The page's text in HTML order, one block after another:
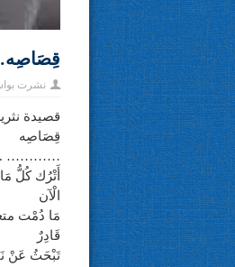
نشرت
قصيدة
قِصَاصِه
………… .
أَتْرُك كُلُّ
الْآن
مَا دُمْت
قَادِرٌ
تَبْحَثُ عَنْ